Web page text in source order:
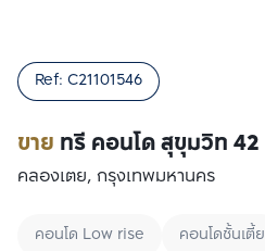
ขาย ทรี คอนโด สุขุมวิท 42
Ref: C21101546
คลองเตย, กรุงเทพมหานคร
คอนโด Low rise คอนโดชั้นเตี้ย